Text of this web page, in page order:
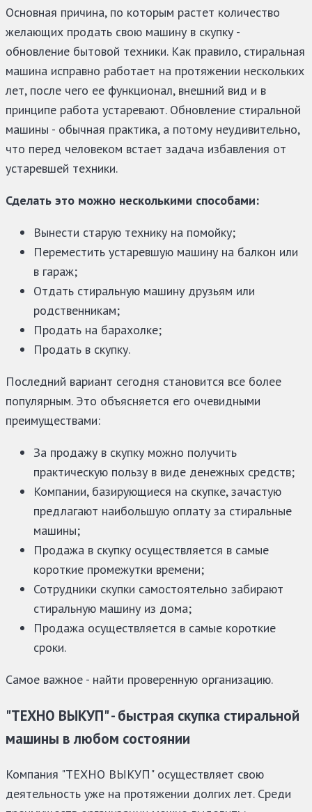
Основная причина, по которым растет количество
желающих продать свою машину в скупку -
обновление бытовой техники. Как правило, стиральная
машина исправно работает на протяжении нескольких
лет, после чего ее функционал, внешний вид и в
принципе работа устаревают. Обновление стиральной
машины - обычная практика, а потому неудивительно,
что перед человеком встает задача избавления от
устаревшей техники.
Сделать это можно несколькими способами:
Вынести старую технику на помойку;
Переместить устаревшую машину на балкон или
в гараж;
Отдать стиральную машину друзьям или
родственникам;
Продать на барахолке;
Продать в скупку.
Последний вариант сегодня становится все более
популярным. Это объясняется его очевидными
преимуществами:
За продажу в скупку можно получить
практическую пользу в виде денежных средств;
Компании, базирующиеся на скупке, зачастую
предлагают наибольшую оплату за стиральные
машины;
Продажа в скупку осуществляется в самые
короткие промежутки времени;
Сотрудники скупки самостоятельно забирают
стиральную машину из дома;
Продажа осуществляется в самые короткие
сроки.
Самое важное - найти проверенную организацию.
"ТЕХНО ВЫКУП" - быстрая скупка стиральной
машины в любом состоянии
Компания "ТЕХНО ВЫКУП" осуществляет свою
деятельность уже на протяжении долгих лет. Среди